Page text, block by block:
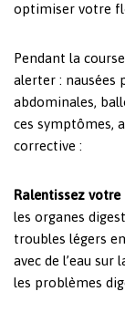
optimiser votre
Pendant la
alerter : nausées
abdominales,
ces symptômes,
corrective :
Ralentissez votre
les organes
troubles légers
avec de l’eau sur
les problèmes